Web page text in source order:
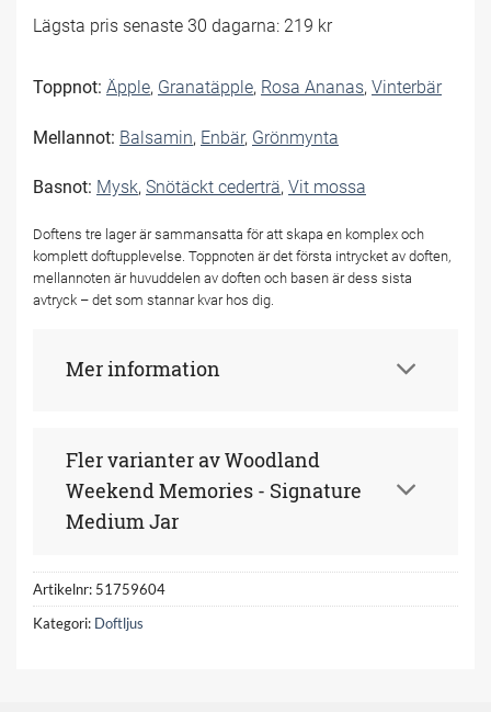
Lägsta pris senaste 30 dagarna: 219 kr
Toppnot: Äpple, Granatäpple, Rosa Ananas, Vinterbär
Mellannot: Balsamin, Enbär, Grönmynta
Basnot: Mysk,Snötäckt cederträ,Vit mossa
Doftens tre lager är sammansatta för att skapa en komplex och
komplett doftupplevelse. Toppnoten är det första intrycket av doften,
mellannoten är huvuddelen av doften och basen är dess sista
avtryck – det som stannar kvar hos dig.
Mer information
Fler varianter av Woodland
Weekend Memories - Signature
Medium Jar
Artikelnr: 51759604
Kategori: Doftljus